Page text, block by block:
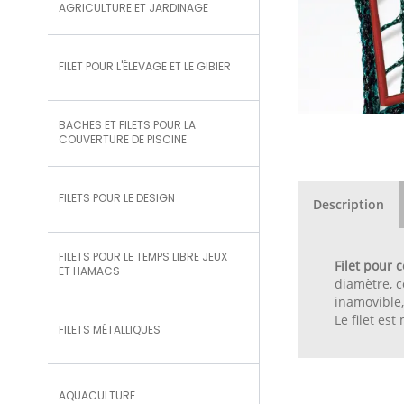
AGRICULTURE ET JARDINAGE
FILET POUR L'ÉLEVAGE ET LE GIBIER
BACHES ET FILETS POUR LA
COUVERTURE DE PISCINE
FILETS POUR LE DESIGN
FILETS POUR LE TEMPS LIBRE JEUX
ET HAMACS
FILETS MÉTALLIQUES
AQUACULTURE
Description
Filet pour
diamètre,
Le filet est